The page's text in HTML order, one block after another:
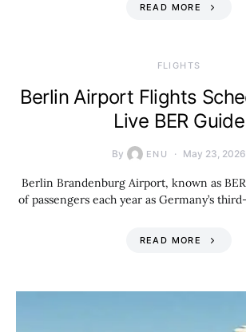
READ MORE
​FLIGHTS
Berlin Airport Flights
Live BER Guide
By ENU May 23, 2026
Berlin Brandenburg Airport, known as
of passengers each year as Germany’s
READ MORE